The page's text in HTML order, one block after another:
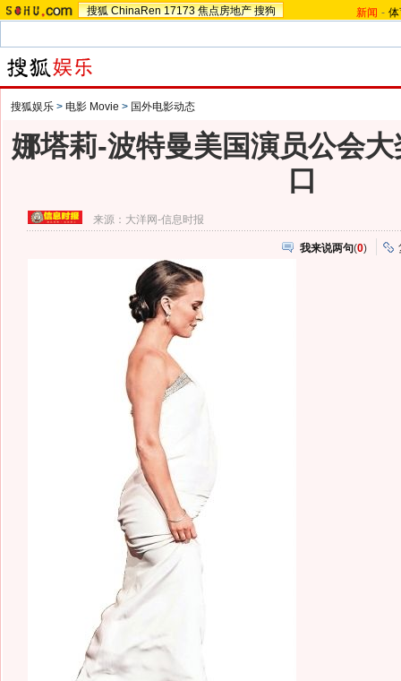
搜狐 ChinaRen 17173 焦点房地产 搜狗 新闻 -
搜狐娱乐 > 电影 Movie > 国外电影动态
娜塔莉-波特曼美国演员公会
口
来源： 大洋网-信息时报
我来说两句(0)